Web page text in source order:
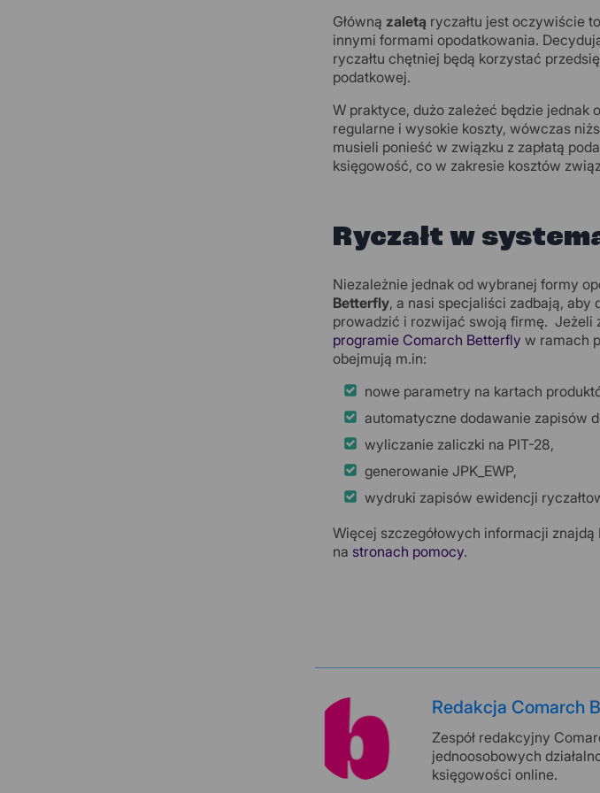
Główną zaletą ryczałtu jest oczywiście
innymi formami opodatkowania.
ryczałtu chętniej będą korzystać
podatkowej.
W praktyce, dużo zależeć będzie jednak
regularne i wysokie koszty, wówczas
musieli ponieść w związku z zapłatą
księgowość, co w zakresie kosztów
Ryczałt w
Niezależnie jednak od wybranej formy
Betterfly, a nasi specjaliści zadbają, aby
prowadzić i rozwijać swoją firmę. Jeżeli
programie Comarch Betterfly w ramach
obejmują m.in:
nowe parametry na kartach
automatyczne dodawanie zapisów
wyliczanie zaliczki na PIT-28,
generowanie JPK_EWP,
wydruki zapisów ewidencji
Więcej szczegółowych informacji znajdą
na stronach pomocy.
Redakcja Comarch
Zespół redakcyjny
jednoosobowych
księgowości online.